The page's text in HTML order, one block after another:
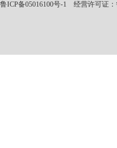
鲁ICP备05016100号-1 经营许可证：